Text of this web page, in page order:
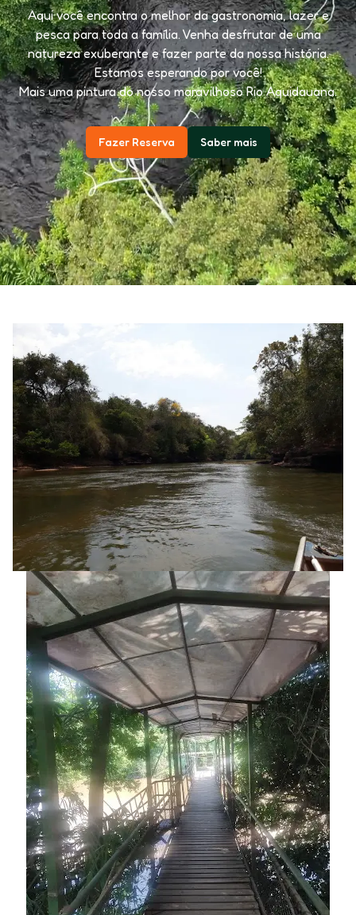
Aqui você encontra o melhor da gastronomia, lazer e
pesca para toda a família. Venha desfrutar de uma
natureza exuberante e fazer parte da nossa história.
Estamos esperando por você!
Mais uma pintura do nosso maravilhoso Rio Aquidauana.
Fazer Reserva Saber mais